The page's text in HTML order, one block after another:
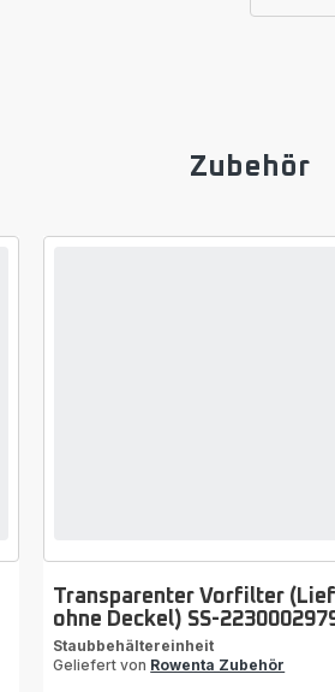
Zubehör
Transparenter Vorfilter
ohne Deckel) SS-
Staubbehältereinheit
Geliefert von Rowenta Zubehör